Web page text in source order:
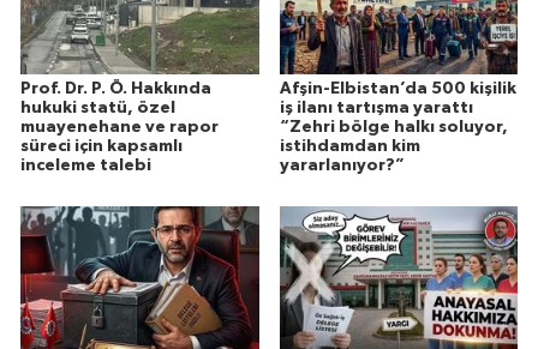
Prof. Dr. P. Ö. Hakkında
hukuki statü, özel
muayenehane ve rapor
süreci için kapsamlı
inceleme talebi
Afşin-Elbistan’da 500 kişilik
iş ilanı tartışma yarattı
“Zehri bölge halkı soluyor,
istihdamdan kim
yararlanıyor?”